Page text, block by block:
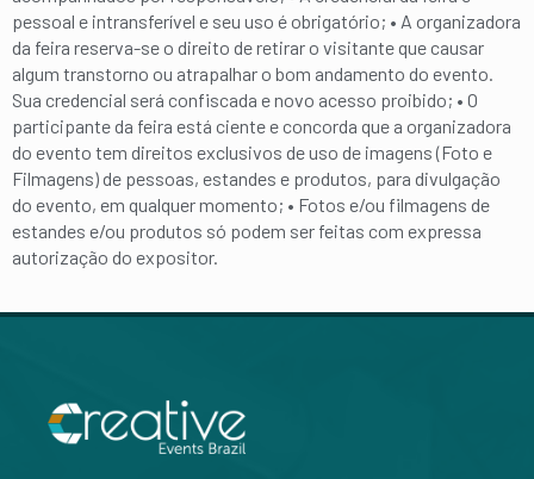
pessoal e intransferível e seu uso é obrigatório; • A organizadora
da feira reserva-se o direito de retirar o visitante que causar
algum transtorno ou atrapalhar o bom andamento do evento.
Sua credencial será confiscada e novo acesso proibido; • O
participante da feira está ciente e concorda que a organizadora
do evento tem direitos exclusivos de uso de imagens (Foto e
Filmagens) de pessoas, estandes e produtos, para divulgação
do evento, em qualquer momento; • Fotos e/ou filmagens de
estandes e/ou produtos só podem ser feitas com expressa
autorização do expositor.